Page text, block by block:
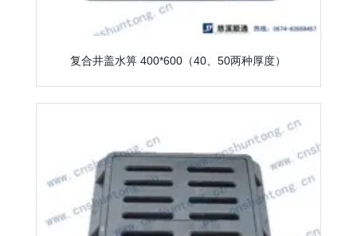
复合井盖水箅 400*600（40、50两种厚度）